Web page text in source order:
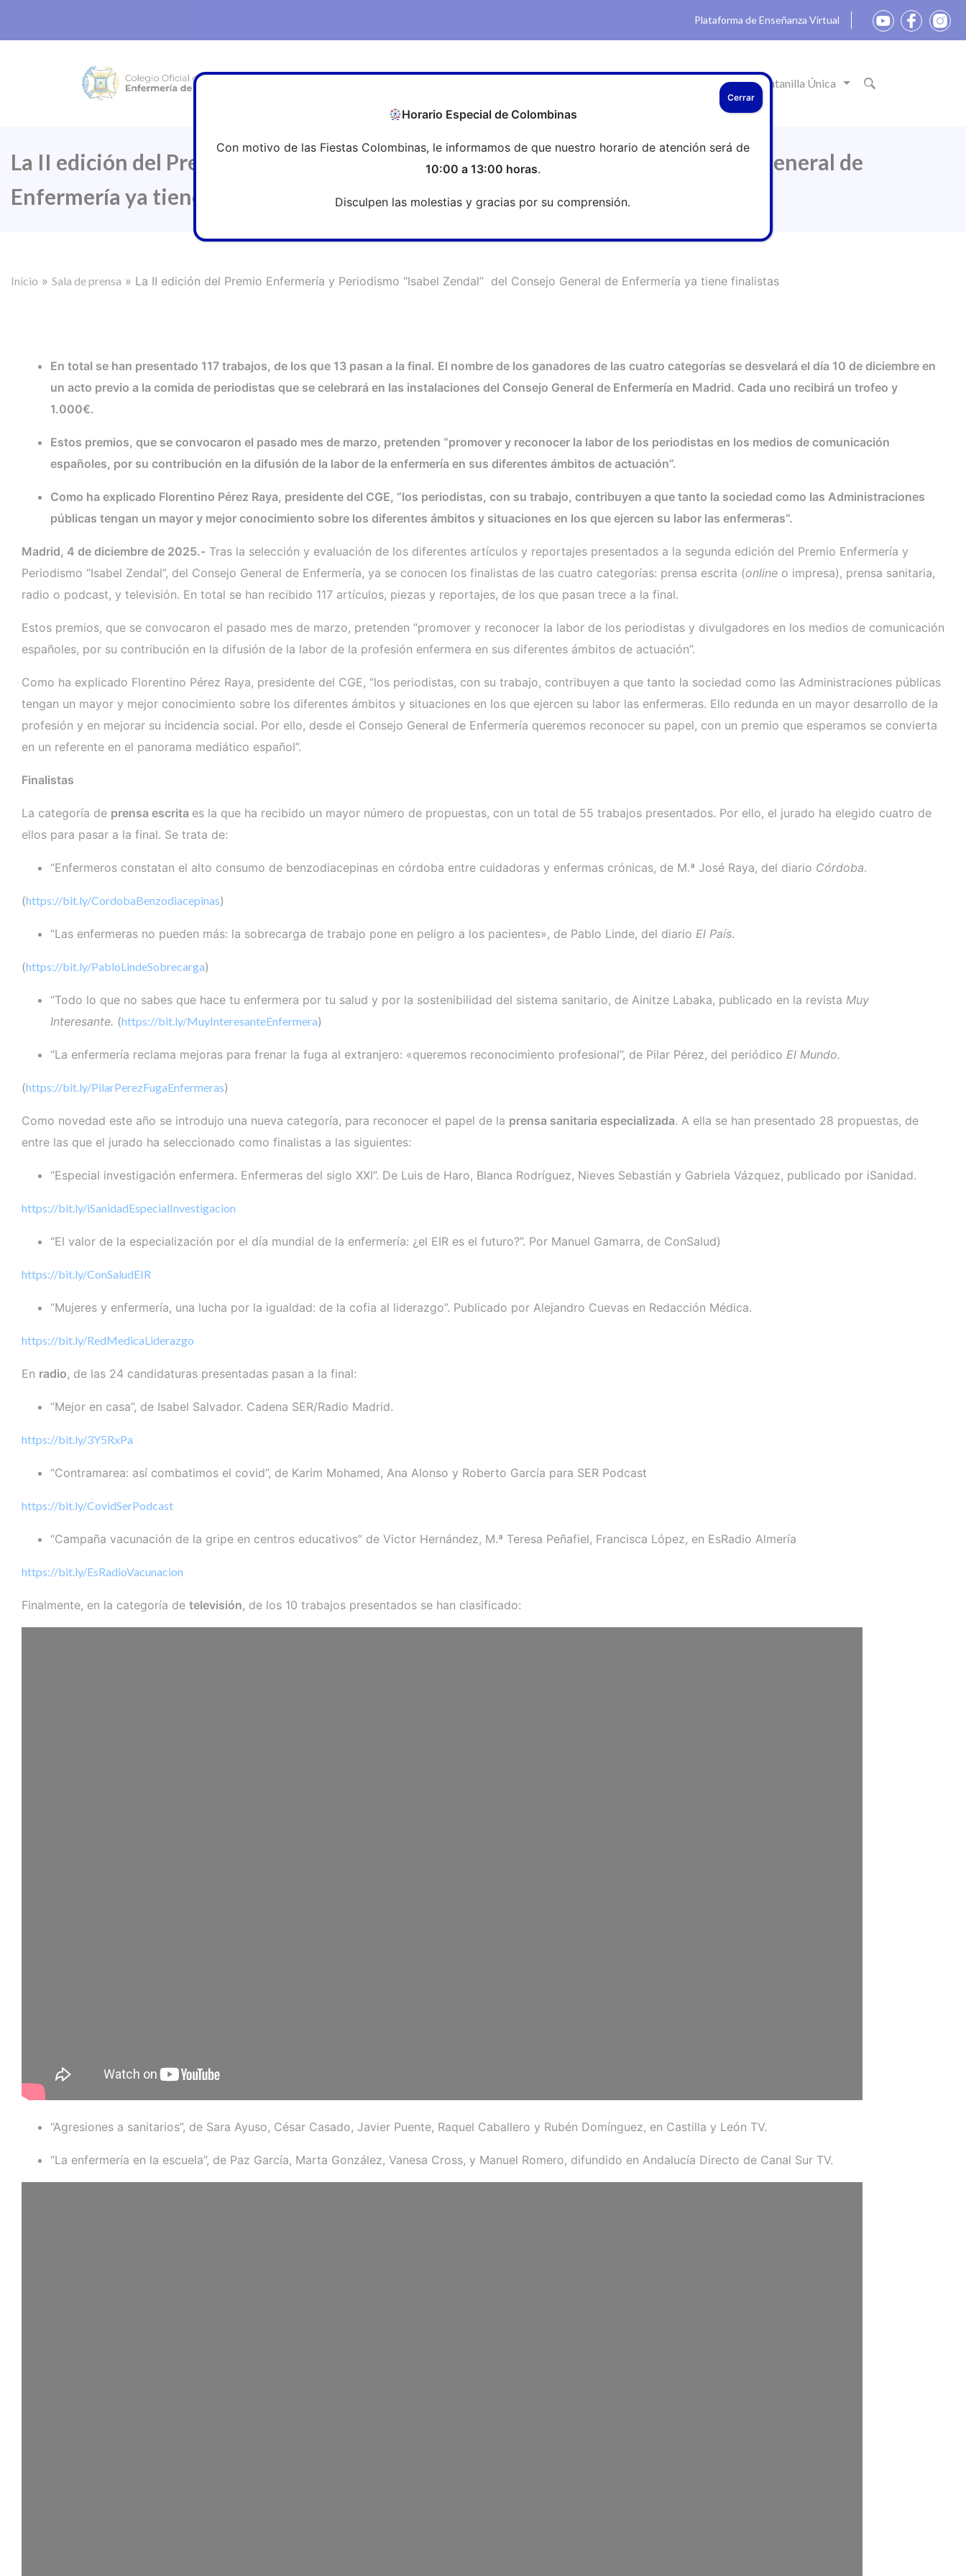
Plataforma de Enseñanza Virtual
Actualidad Ventanilla Única
La II edición del Premio Enfermería y Periodismo “Isabel Zendal” del Consejo General de
Enfermería ya tiene finalistas
Inicio » Sala de prensa » La II edición del Premio Enfermería y Periodismo “Isabel Zendal” del Consejo General de Enfermería ya tiene finalistas
En total se han presentado 117 trabajos, de los que 13 pasan a la final. El nombre de los ganadores de las cuatro categorías se desvelará el día 10 de diciembre en
un acto previo a la comida de periodistas que se celebrará en las instalaciones del Consejo General de Enfermería en Madrid. Cada uno recibirá un trofeo y
1.000€.
Estos premios, que se convocaron el pasado mes de marzo, pretenden “promover y reconocer la labor de los periodistas en los medios de comunicación
españoles, por su contribución en la difusión de la labor de la enfermería en sus diferentes ámbitos de actuación”.
Como ha explicado Florentino Pérez Raya, presidente del CGE, “los periodistas, con su trabajo, contribuyen a que tanto la sociedad como las Administraciones
públicas tengan un mayor y mejor conocimiento sobre los diferentes ámbitos y situaciones en los que ejercen su labor las enfermeras”.
Madrid, 4 de diciembre de 2025.- Tras la selección y evaluación de los diferentes artículos y reportajes presentados a la segunda edición del Premio Enfermería y
Periodismo “Isabel Zendal”, del Consejo General de Enfermería, ya se conocen los finalistas de las cuatro categorías: prensa escrita (online o impresa), prensa sanitaria,
radio o podcast, y televisión. En total se han recibido 117 artículos, piezas y reportajes, de los que pasan trece a la final.
Estos premios, que se convocaron el pasado mes de marzo, pretenden “promover y reconocer la labor de los periodistas y divulgadores en los medios de comunicación
españoles, por su contribución en la difusión de la labor de la profesión enfermera en sus diferentes ámbitos de actuación”.
Como ha explicado Florentino Pérez Raya, presidente del CGE, “los periodistas, con su trabajo, contribuyen a que tanto la sociedad como las Administraciones públicas
tengan un mayor y mejor conocimiento sobre los diferentes ámbitos y situaciones en los que ejercen su labor las enfermeras. Ello redunda en un mayor desarrollo de la
profesión y en mejorar su incidencia social. Por ello, desde el Consejo General de Enfermería queremos reconocer su papel, con un premio que esperamos se convierta
en un referente en el panorama mediático español”.
Finalistas
La categoría de prensa escrita es la que ha recibido un mayor número de propuestas, con un total de 55 trabajos presentados. Por ello, el jurado ha elegido cuatro de
ellos para pasar a la final. Se trata de:
“Enfermeros constatan el alto consumo de benzodiacepinas en córdoba entre cuidadoras y enfermas crónicas, de M.ª José Raya, del diario Córdoba.
(https://bit.ly/CordobaBenzodiacepinas)
“Las enfermeras no pueden más: la sobrecarga de trabajo pone en peligro a los pacientes», de Pablo Linde, del diario El País.
(https://bit.ly/PabloLindeSobrecarga)
“Todo lo que no sabes que hace tu enfermera por tu salud y por la sostenibilidad del sistema sanitario, de Ainitze Labaka, publicado en la revista Muy
Interesante. (https://bit.ly/MuyInteresanteEnfermera)
“La enfermería reclama mejoras para frenar la fuga al extranjero: «queremos reconocimiento profesional”, de Pilar Pérez, del periódico El Mundo.
(https://bit.ly/PilarPerezFugaEnfermeras)
Como novedad este año se introdujo una nueva categoría, para reconocer el papel de la prensa sanitaria especializada. A ella se han presentado 28 propuestas, de
entre las que el jurado ha seleccionado como finalistas a las siguientes:
“Especial investigación enfermera. Enfermeras del siglo XXI”. De Luis de Haro, Blanca Rodríguez, Nieves Sebastián y Gabriela Vázquez, publicado por iSanidad.
https://bit.ly/iSanidadEspecialInvestigacion
“El valor de la especialización por el día mundial de la enfermería: ¿el EIR es el futuro?”. Por Manuel Gamarra, de ConSalud)
https://bit.ly/ConSaludEIR
“Mujeres y enfermería, una lucha por la igualdad: de la cofia al liderazgo”. Publicado por Alejandro Cuevas en Redacción Médica.
https://bit.ly/RedMedicaLiderazgo
En radio, de las 24 candidaturas presentadas pasan a la final:
“Mejor en casa”, de Isabel Salvador. Cadena SER/Radio Madrid.
https://bit.ly/3Y5RxPa
“Contramarea: así combatimos el covid”, de Karim Mohamed, Ana Alonso y Roberto García para SER Podcast
https://bit.ly/CovidSerPodcast
“Campaña vacunación de la gripe en centros educativos” de Victor Hernández, M.ª Teresa Peñafiel, Francisca López, en EsRadio Almería
https://bit.ly/EsRadioVacunacion
Finalmente, en la categoría de televisión, de los 10 trabajos presentados se han clasificado:
“Agresiones a sanitarios”, de Sara Ayuso, César Casado, Javier Puente, Raquel Caballero y Rubén Domínguez, en Castilla y León TV.
“La enfermería en la escuela”, de Paz García, Marta González, Vanesa Cross, y Manuel Romero, difundido en Andalucía Directo de Canal Sur TV.
Horario Especial de Colombinas
Con motivo de las Fiestas Colombinas, le informamos de que nuestro horario de atención será de
10:00 a 13:00 horas.
Disculpen las molestias y gracias por su comprensión.
Cerrar